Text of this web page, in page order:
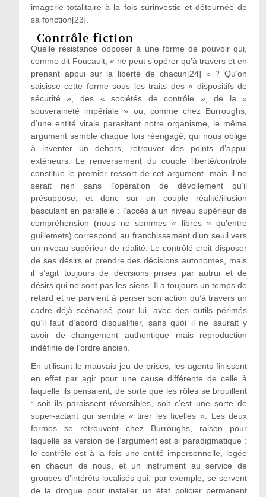
imagerie totalitaire à la fois surinvestie et détournée de
sa fonction[23].
Contrôle-fiction
Quelle résistance opposer à une forme de pouvoir qui,
comme dit Foucault, « ne peut s’opérer qu’à travers et en
prenant appui sur la liberté de chacun[24] » ? Qu’on
saisisse cette forme sous les traits des « dispositifs de
sécurité », des « sociétés de contrôle », de la «
souveraineté impériale » ou, comme chez Burroughs,
d’une entité virale parasitant notre organisme, le même
argument semble chaque fois réengagé, qui nous oblige
à inventer un dehors, retrouver des points d’appui
extérieurs. Le renversement du couple liberté/contrôle
constitue le premier ressort de cet argument, mais il ne
serait rien sans l’opération de dévoilement qu’il
présuppose, et donc sur un couple réalité/illusion
basculant en parallèle : l’accès à un niveau supérieur de
compréhension (nous ne sommes « libres » qu’entre
guillemets) correspond au franchissement d’un seuil vers
un niveau supérieur de réalité. Le contrôlé croit disposer
de ses désirs et prendre des décisions autonomes, mais
il s’agit toujours de décisions prises par autrui et de
désirs qui ne sont pas les siens. Il a toujours un temps de
retard et ne parvient à penser son action qu’à travers un
cadre déjà scénarisé pour lui, avec des outils périmés
qu’il faut d’abord disqualifier, sans quoi il ne saurait y
avoir de changement authentique mais reproduction
indéfinie de l’ordre ancien.
En utilisant le mauvais jeu de prises, les agents finissent
en effet par agir pour une cause différente de celle à
laquelle ils pensaient, de sorte que les rôles se brouillent
: soit ils paraissent réversibles, soit c’est une sorte de
super-actant qui semble « tirer les ficelles ». Les deux
formes se retrouvent chez Burroughs, raison pour
laquelle sa version de l’argument est si paradigmatique :
le contrôle est à la fois une entité impersonnelle, logée
en chacun de nous, et un instrument au service de
groupes d’intérêts localisés qui, par exemple, se servent
de la drogue pour installer un état policier permanent